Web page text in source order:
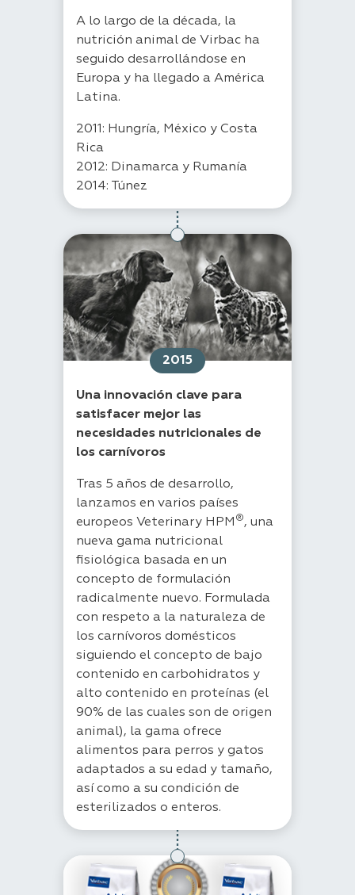
A lo largo de la década, la
nutrición animal de Virbac ha
seguido desarrollándose en
Europa y ha llegado a América
Latina.
2011: Hungría, México y Costa
Rica
2012: Dinamarca y Rumanía
2014: Túnez
2015
Una innovación clave para
satisfacer mejor las
necesidades nutricionales de
los carnívoros
Tras 5 años de desarrollo,
lanzamos en varios países
europeos Veterinary HPM ®, una
nueva gama nutricional
fisiológica basada en un
concepto de formulación
radicalmente nuevo. Formulada
con respeto a la naturaleza de
los carnívoros domésticos
siguiendo el concepto de bajo
contenido en carbohidratos y
alto contenido en proteínas (el
90% de las cuales son de origen
animal), la gama ofrece
alimentos para perros y gatos
adaptados a su edad y tamaño,
así como a su condición de
esterilizados o enteros.